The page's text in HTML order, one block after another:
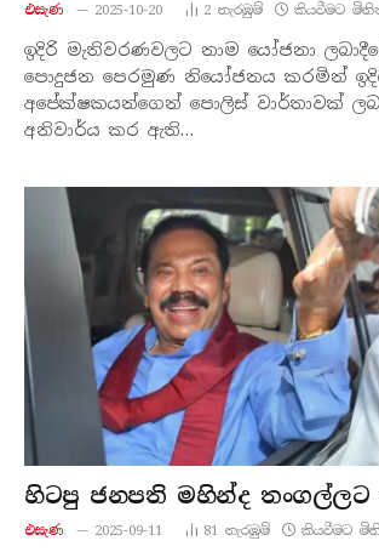
එසැණ 2025-10-20 2 නැරඹු​ම් කියවීමට
ඉදිරි මැතිවරණවලට නාම යෝජනා
පොදුජන පෙරමුණ නියෝජනය කරමින්
අපේක්ෂකයන්ගෙන් පොලිස් වාර්තාවක්
අනිවාර්ය කර ඇති…
හිටපු ජනපති මහින්ද තංගල්ලට –
එසැණ 2025-09-11 81 නැරඹු​ම් කියවීමට